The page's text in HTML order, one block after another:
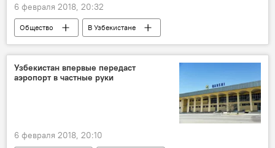
6 февраля 2018, 20:32
Общество
В Узбекистане
Узбекистан
лекарства
фармацевтика
Узбекистан впервые передаст
аэропорт в частные руки
6 февраля 2018, 20:10